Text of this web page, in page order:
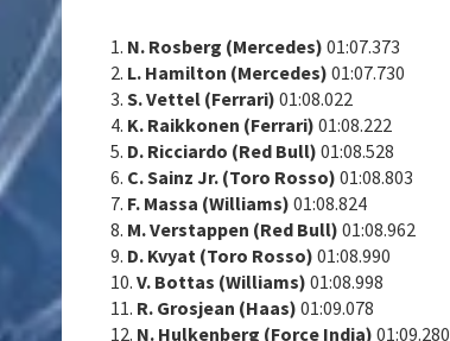
1. N. Rosberg (Mercedes) 01:07.373
2. L. Hamilton (Mercedes) 01:07.730
3.S. Vettel (Ferrari) 01:08.022
4. K. Raikkonen (Ferrari) 01:08.222
5. D. Ricciardo (Red Bull) 01:08.528
6. C. Sainz Jr. (Toro Rosso) 01:08.803
7. F. Massa (Williams) 01:08.824
8. M. Verstappen (Red Bull) 01:08.962
9. D. Kvyat (Toro Rosso) 01:08.990
10.V. Bottas (Williams) 01:08.998
11. R. Grosjean (Haas) 01:09.078
12. N. Hulkenberg (Force India) 01:09.280